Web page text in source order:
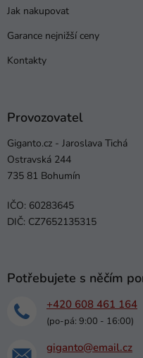
Jak nakupovat
Garance nejnižší ceny
Kontakty
Provozovatel
Giganto.cz - Jaroslava Tichá
Ostravská 244
735 81 Bohumín
IČO: 60283645
DIČ: CZ7652135315
Potřebujete s něčím
+420 608 461 164
(po-pá: 9:00 - 16:00)
giganto@email.cz